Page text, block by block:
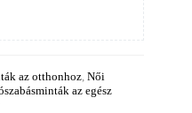
az otthonhoz Női
az egész